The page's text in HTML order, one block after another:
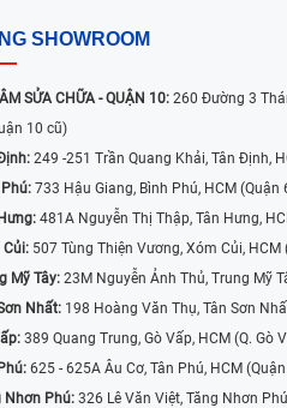
SHOWROOM
SỬA CHỮA - QUẬN 10: 260 Đường 3
10 cũ)
249 -251 Trần Quang Khải, Tân Định,
733 Hậu Giang, Bình Phú, HCM (Quận
481A Nguyễn Thị Thập, Tân Hưng,
507 Tùng Thiện Vương, Xóm Củi, HCM
Mỹ Tây: 23M Nguyễn Ảnh Thủ, Trung Mỹ
Nhất: 198 Hoàng Văn Thụ, Tân Sơn
389 Quang Trung, Gò Vấp, HCM (Q. Gò
625 - 625A Âu Cơ, Tân Phú, HCM
Nhơn Phú: 326 Lê Văn Việt, Tăng Nhơn